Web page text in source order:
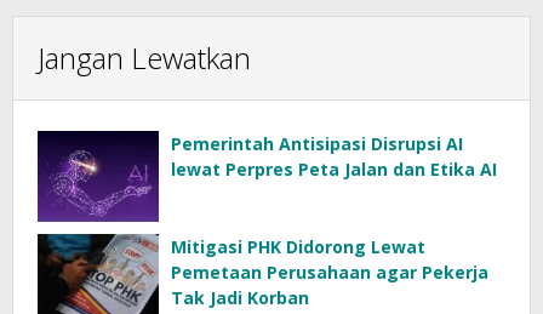
Jangan Lewatkan
Pemerintah Antisipasi Disrupsi AI
lewat Perpres Peta Jalan dan Etika AI
Mitigasi PHK Didorong Lewat
Pemetaan Perusahaan agar Pekerja
Tak Jadi Korban